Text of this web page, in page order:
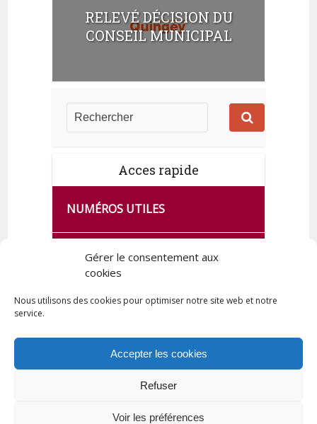
Gérer le consentement aux
cookies
Nous utilisons des cookies pour optimiser notre site web et notre
service.
Accepter les cookies
Refuser
Voir les préférences
RELEVÉ DÉCISION DU
CONSEIL MUNICIPAL
Acces rapide
NUMÉROS UTILES
CA SE PASSE À FRANCE SERVICES
DE QUINGEY
Tous droits réservés © 2023 Commune de Quingey / Création -